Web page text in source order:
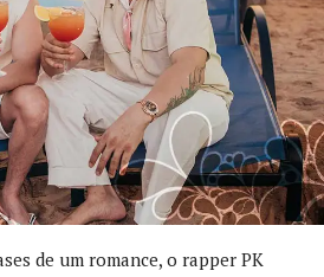
de um romance, o rapper PK